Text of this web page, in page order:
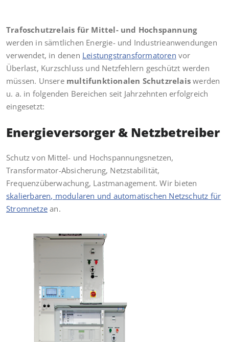
Trafoschutzrelais für Mittel- und Hochspannung
werden in sämtlichen Energie- und Industrieanwendungen
verwendet, in denen Leistungstransformatoren vor
Überlast, Kurzschluss und Netzfehlern geschützt werden
müssen. Unsere multifunktionalen Schutzrelais werden
u. a. in folgenden Bereichen seit Jahrzehnten erfolgreich
eingesetzt:
Energieversorger & Netzbetreiber
Schutz von Mittel- und Hochspannungsnetzen,
Transformator-Absicherung, Netzstabilität,
Frequenzüberwachung, Lastmanagement. Wir bieten
skalierbaren, modularen und automatischen Netzschutz für
Stromnetze an.